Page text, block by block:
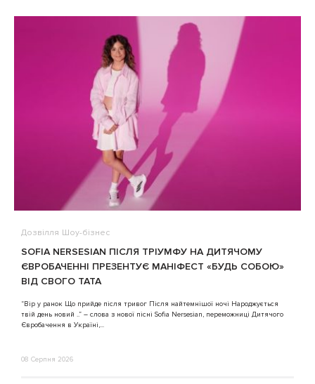
Дозвілля Шоу-бізнес
SOFIA NERSESIAN ПІСЛЯ ТРІУМФУ НА ДИТЯЧОМУ
ЄВРОБАЧЕННІ ПРЕЗЕНТУЄ МАНІФЕСТ «БУДЬ СОБОЮ»
ВІД СВОГО ТАТА
“Вір у ранок Що прийде після тривог Після найтемнішої ночі Народжується
твій день новий ..” – слова з нової пісні Sofia Nersesian, переможниці Дитячого
Євробачення в Україні,...
08 Серпня 2026